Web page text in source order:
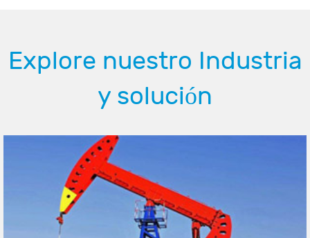
Explore nuestro Industria
y solución